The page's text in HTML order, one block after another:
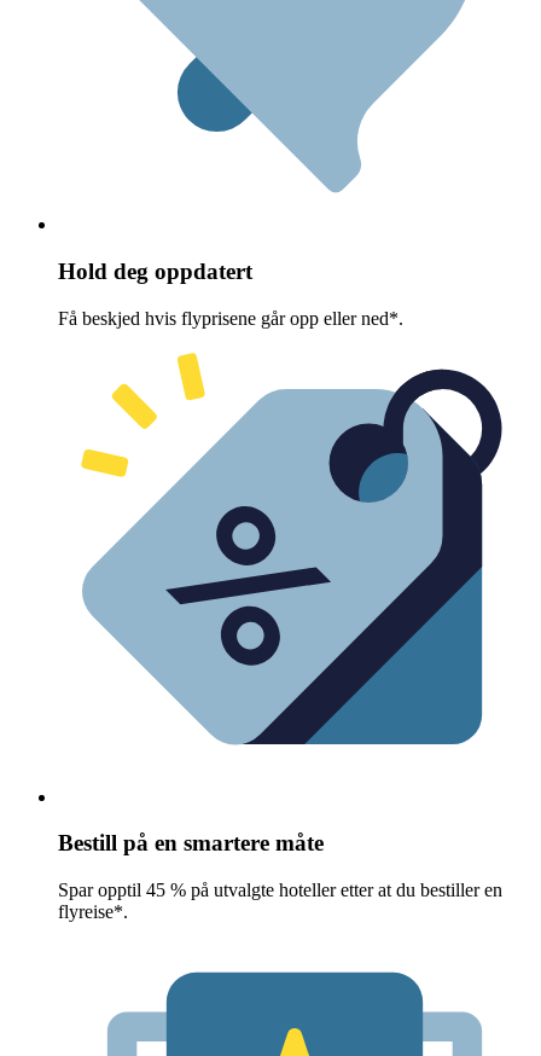
Hold deg oppdatert
Få beskjed hvis flyprisene går opp eller ned*.
Bestill på en smartere måte
Spar opptil 45 % på utvalgte hoteller etter at du bestiller en
flyreise*.